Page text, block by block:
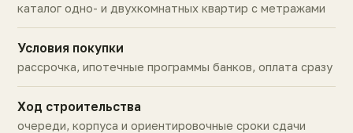
каталог одно- и двухкомнатных квартир с метражами
Условия покупки
рассрочка, ипотечные программы банков, оплата сразу
Ход строительства
очереди, корпуса и ориентировочные сроки сдачи